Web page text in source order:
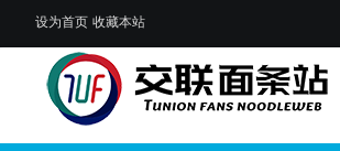
设为首页 收藏本站